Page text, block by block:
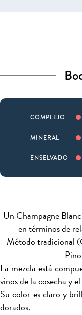
COMPLEJO
MINERAL
ENSELVADO
Un Champagne
en términos de
Método tradicional
La mezcla está
vinos de la cosecha y
Su color es claro y
dorados.